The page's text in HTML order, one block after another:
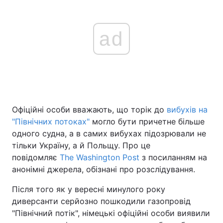
ad
Офіційні особи вважають, що торік до вибухів на
"Північних потоках" могло бути причетне більше
одного судна, а в самих вибухах підозрювали не
тільки Україну, а й Польщу. Про це
повідомляє The Washington Post з посиланням на
анонімні джерела, обізнані про розслідування.
Після того як у вересні минулого року
диверсанти серйозно пошкодили газопровід
"Північний потік", німецькі офіційні особи виявили